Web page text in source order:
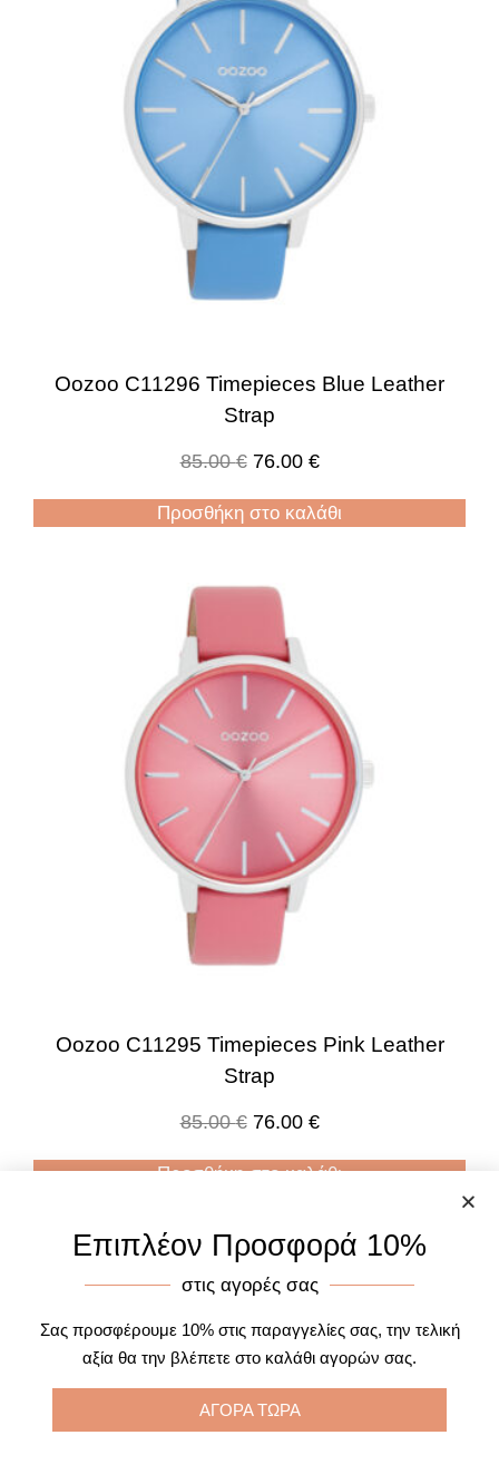
Oozoo C11296 Timepieces Blue Leather
Strap
85.00€ 76.00 €
Προσθήκη στο καλάθι
Oozoo C11295 Timepieces Pink Leather
Strap
85.00€ 76.00 €
Προσθήκη στο καλάθι
Επιπλέον Προσφορά 10%
στις αγορές σας
Σας προσφέρουμε 10% στις παραγγελίες σας, την τελική
αξία θα την βλέπετε στο καλάθι αγορών σας.
ΑΓΟΡΑ ΤΩΡΑ